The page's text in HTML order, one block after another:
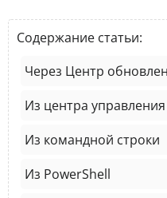
Содержание статьи:
Через Центр
Из центра
Из командной строки
Из PowerShell